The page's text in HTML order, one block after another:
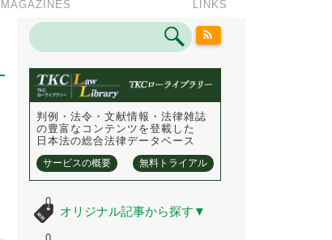
MAGAZINES LINKS
判例・法令・文献情報・法律雑誌
の豊富なコンテンツを登載した
日本法の総合法律データベース
サービスの概要 無料トライアル
オリジナル記事から探す ▼